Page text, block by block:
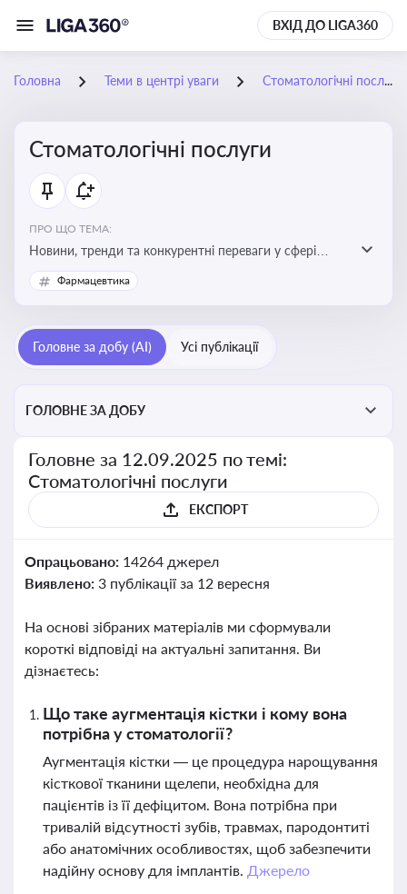
ВХІД ДО LIGA360
Головна Теми в центрі уваги Стоматологічні послуги
Стоматологічні послуги
ПРО ЩО ТЕМА:
Новини, тренди та конкурентні переваги у сфері
стоматологічних послуг. Використання новітніх
технологій та стратегій для покращення
Фармацевтика
Головне за добу (AI) Усі публікації
ГОЛОВНЕ ЗА ДОБУ
Головне за 12.09.2025 по темі:
Стоматологічні послуги
ЕКСПОРТ
Опрацьовано: 14264 джерел
Виявлено: 3 публікації за 12 вересня
На основі зібраних матеріалів ми сформували
короткі відповіді на актуальні запитання. Ви
дізнаєтесь:
Що таке аугментація кістки і кому вона
потрібна у стоматології?
Аугментація кістки — це процедура нарощування
кісткової тканини щелепи, необхідна для
пацієнтів із її дефіцитом. Вона потрібна при
тривалій відсутності зубів, травмах, пародонтиті
або анатомічних особливостях, щоб забезпечити
надійну основу для імплантів. Джерело